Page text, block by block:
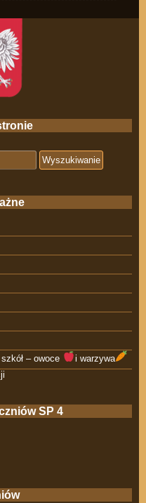
– owoce
i warzywa
SP 4